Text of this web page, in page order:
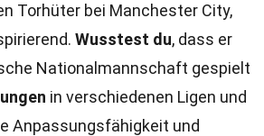
Torhüter bei Manchester City,
Wusstest du, dass er
Nationalmannschaft gespielt
in verschiedenen Ligen und
Anpassungsfähigkeit und